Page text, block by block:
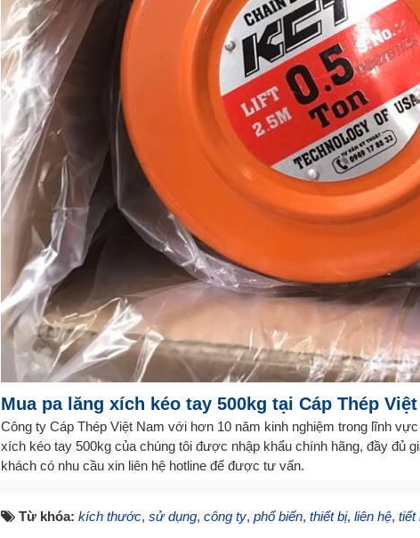
Mua pa lăng xích kéo tay 500kg tại Cáp Thép Việt
Công ty Cáp Thép Việt Nam với hơn 10 năm kinh nghiệm trong lĩnh
xích kéo tay 500kg của chúng tôi được nhập khẩu chính hãng, đầy đủ
khách có nhu cầu xin liên hệ hotline để được tư vấn.
Từ khóa: kích thước, sử dụng, công ty, phổ biến, thiết bị, liên hệ, tiết